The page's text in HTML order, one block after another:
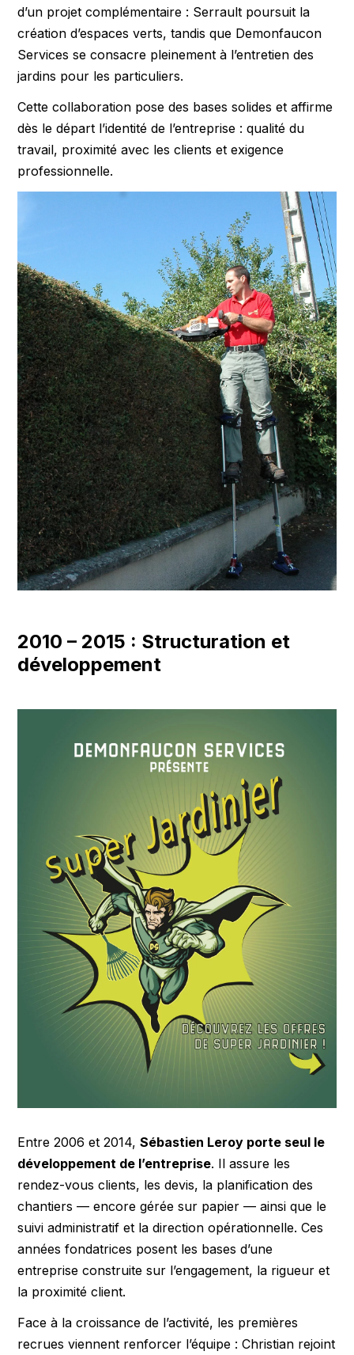
d’un projet complémentaire : Serrault poursuit la
création d’espaces verts, tandis que Demonfaucon
Services se consacre pleinement à l’entretien des
jardins pour les particuliers.
Cette collaboration pose des bases solides et affirme
dès le départ l’identité de l’entreprise : qualité du
travail, proximité avec les clients et exigence
professionnelle.
2010 – 2015 : Structuration et
développement
Entre 2006 et 2014,Sébastien Leroy porte seul le
développement de l’entreprise. Il assure les
rendez-vous clients, les devis, la planification des
chantiers — encore gérée sur papier — ainsi que le
suivi administratif et la direction opérationnelle. Ces
années fondatrices posent les bases d’une
entreprise construite sur l’engagement, la rigueur et
la proximité client.
Face à la croissance de l’activité, les premières
recrues viennent renforcer l’équipe : Christian rejoint